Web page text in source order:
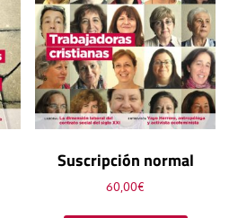
Suscripción normal
60,00€